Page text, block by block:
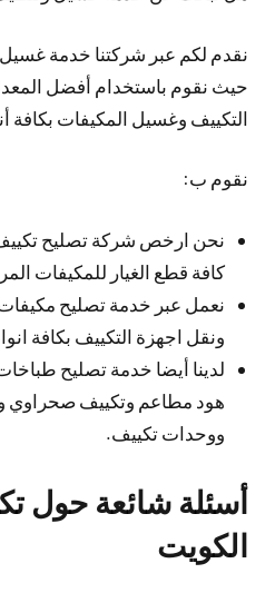
نقدم لكم عبر شركتنا خدمة
حيث نقوم باستخدام أفضل
التكييف وغسيل المكيفات بكافة
نقوم ب:
نحن ارخص شركة تصليح
كافة قطع الغيار للمكيفات
ونقل اجهزة التكييف بكافة
لدينا أيضا خدمة تصليح
هود مطاعم وتكييف صحراوي
ووحدات تكييف.
أسئلة شائعة حول
الكويت